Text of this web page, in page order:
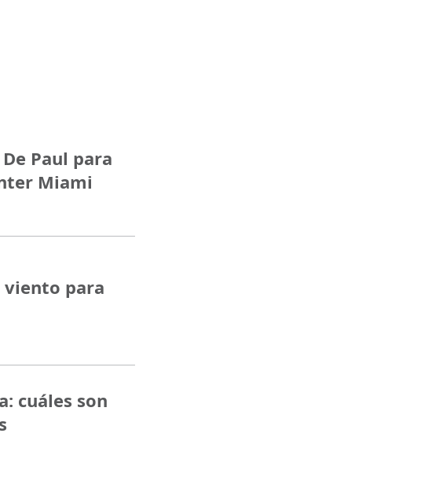
Paul para
Miami
viento para
cuáles son